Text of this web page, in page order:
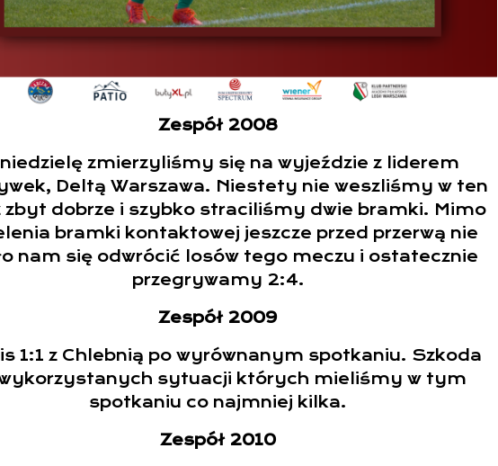
Zespół 2008
zmierzyliśmy się na wyjeździe z liderem
Deltą Warszawa. Niestety nie weszliśmy w ten
zbyt dobrze i szybko straciliśmy dwie bramki. Mimo
bramki kontaktowej jeszcze przed przerwą nie
nam się odwrócić losów tego meczu i ostatecznie
przegrywamy 2:4.
Zespół 2009
1:1 z Chlebnią po wyrównanym spotkaniu. Szkoda
sytuacji których mieliśmy w tym
spotkaniu co najmniej kilka.
Zespół 2010